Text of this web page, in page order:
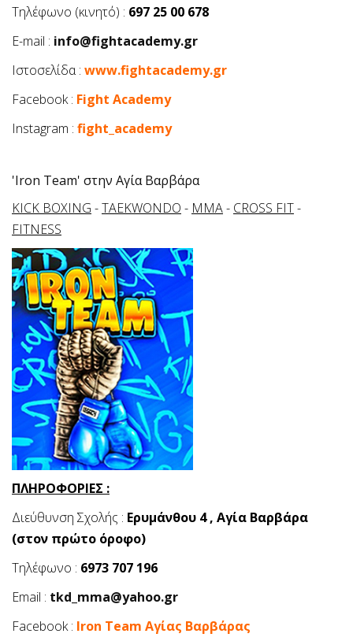
Tηλέφωνο (κινητό) : 697 25 00 678
Ε-mail : info@fightacademy.gr
Iστοσελίδα : www.fightacademy.gr
Facebook : Fight Academy
Instagram : fight_academy
'Iron Team' στην Αγία Βαρβάρα
KICK BOXING -TAEKWONDO - MMA- CROSS FIT-
FITNESS
ΠΛΗΡΟΦΟΡΙΕΣ :
Διεύθυνση Σχολής : Ερυμάνθου 4 , Αγία Βαρβάρα
(στον πρώτο όροφο)
Τηλέφωνο : 6973 707 196
Email : tkd_mma@yahoo.gr
Facebook : Iron Team Αγίας Βαρβάρας